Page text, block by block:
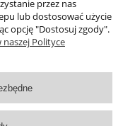
przez nas
lub dostosować użycie
opcję "Dostosuj zgody".
naszej Polityce